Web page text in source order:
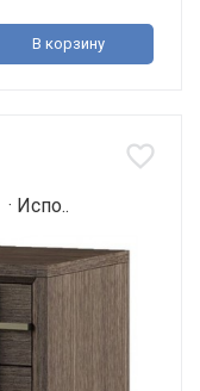
В корзину
Испо..